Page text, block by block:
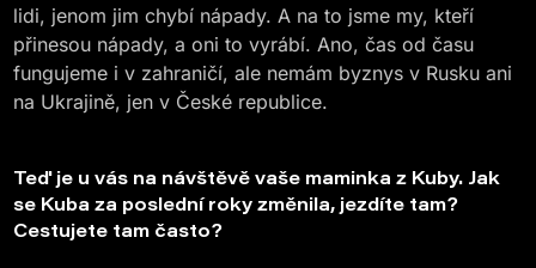
lidi, jenom jim chybí nápady. A na to jsme my, kteří
přinesou nápady, a oni to vyrábí. Ano, čas od času
fungujeme i v zahraničí, ale nemám byznys v Rusku ani
na Ukrajině, jen v České republice.
Teď je u vás na návštěvě vaše maminka z Kuby. Jak
se Kuba za poslední roky změnila, jezdíte tam?
Cestujete tam často?